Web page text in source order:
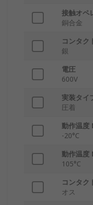
接触オペ
銅合金
コンタク
銀
電圧
600V
実装タイ
圧着
動作温度
-20°C
動作温度
105°C
コンタク
オス